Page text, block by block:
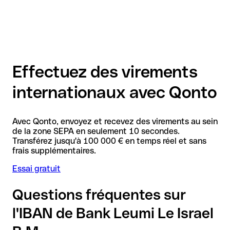
Effectuez des virements
internationaux avec Qonto
Avec Qonto, envoyez et recevez des virements au sein
de la zone SEPA en seulement 10 secondes.
Transférez jusqu'à 100 000 € en temps réel et sans
frais supplémentaires.
Essai gratuit
Questions fréquentes sur
l'IBAN de Bank Leumi Le Israel